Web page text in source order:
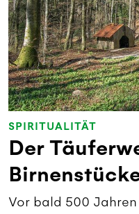
SPIRITUALITÄT
Der
Vor bald 500